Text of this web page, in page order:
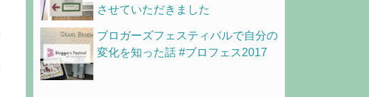
させていただきました
ブロガーズフェスティバルで自分の
変化を知った話 #ブロフェス2017